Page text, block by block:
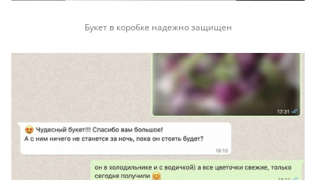
Букет в коробке надежно защищен